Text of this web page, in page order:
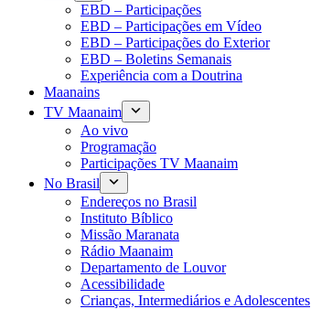
EBD – Participações
EBD – Participações em Vídeo
EBD – Participações do Exterior
EBD – Boletins Semanais
Experiência com a Doutrina
Maanains
TV Maanaim
Ao vivo
Programação
Participações TV Maanaim
No Brasil
Endereços no Brasil
Instituto Bíblico
Missão Maranata
Rádio Maanaim
Departamento de Louvor
Acessibilidade
Crianças, Intermediários e Adolescentes